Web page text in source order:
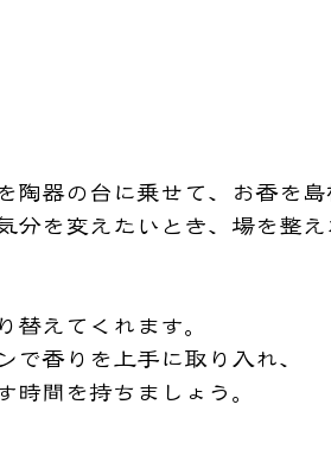
陶器の台に乗せて、お香を島
分を変えたいとき、場を整
替えてくれます。
で香りを上手に取り入れ、
時間を持ちましょう。